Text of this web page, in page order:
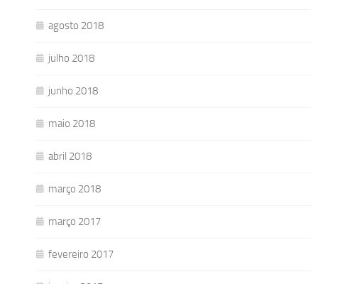
agosto 2018
julho 2018
junho 2018
maio 2018
abril 2018
março 2018
março 2017
fevereiro 2017